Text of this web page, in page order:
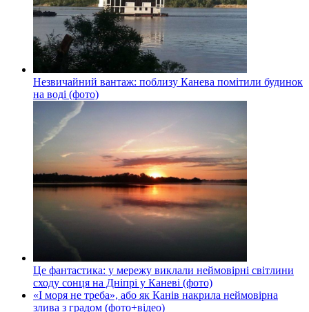
Незвичайний вантаж: поблизу Канева помітили будинок
на воді (фото)
Це фантастика: у мережу виклали неймовірні світлини
сходу сонця на Дніпрі у Каневі (фото)
«І моря не треба», або як Канів накрила неймовірна
злива з градом (фото+відео)